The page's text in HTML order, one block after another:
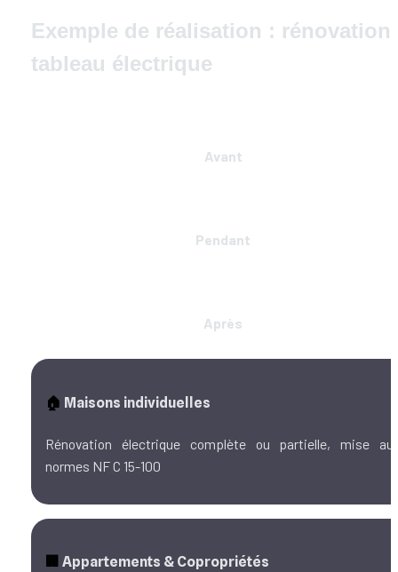
Exemple de réalisation : rénovation
tableau électrique
Avant
Pendant
Après
🏠 Maisons individuelles
Rénovation électrique complète ou partielle, mise
normes NF C 15-100
🏢 Appartements & Copropriétés